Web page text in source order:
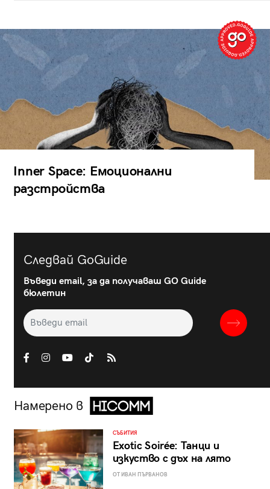
Inner Space: Емоционални
разстройства
Следвай GoGuide
Въведи email, за да получаваш GO Guide
бюлетин
Намерено в
СЪБИТИЯ
Exotic Soirée: Танци и
изкуство с дъх на лято
ОТ ИВАН ПЪРВАНОВ